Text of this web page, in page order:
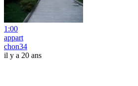
1:00
appart
chon34
il y a 20 ans